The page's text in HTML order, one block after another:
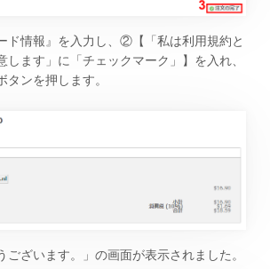
ド情報』を入力し、②【「私は利用規約と
します」に「チェックマーク」】を入れ、
ンを押します。
ございます。」の画面が表示されました。